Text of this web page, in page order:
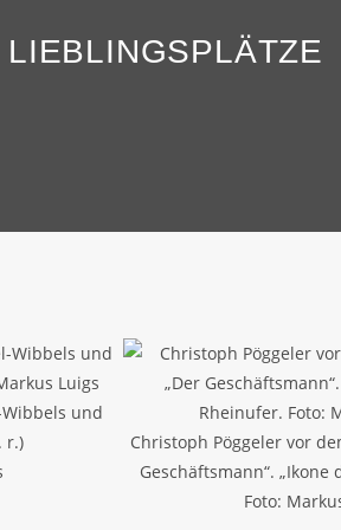
und
r.)
Christoph Pöggeler vor
Geschäftsmann“. „Ikone
Foto: